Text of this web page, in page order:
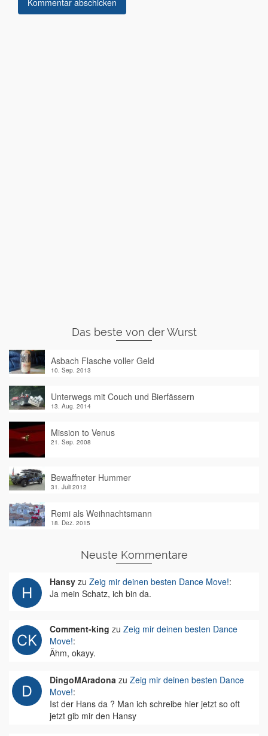
Das beste von der Wurst
Asbach Flasche voller Geld
10. Sep. 2013
Unterwegs mit Couch und Bierfässern
13. Aug. 2014
Mission to Venus
21. Sep. 2008
Bewaffneter Hummer
31. Juli 2012
Remi als Weihnachtsmann
18. Dez. 2015
Neuste Kommentare
Hansy zu Zeig mir deinen besten Dance Move!:
Ja mein Schatz, ich bin da.
Comment-king zu Zeig mir deinen besten Dance
Move!:
Ähm, okayy.
DingoMAradona zu Zeig mir deinen besten Dance
Move!:
Ist der Hans da ? Man ich schreibe hier jetzt so oft
jetzt gib mir den Hansy